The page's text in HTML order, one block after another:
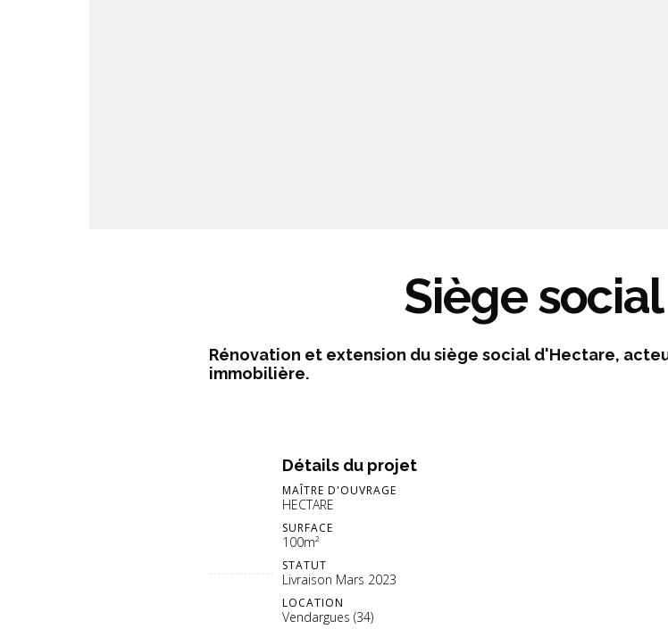
Siège
Rénovation et extension du siège social d'Hectare,
immobilière.
Détails du projet
MAÎTRE D'OUVRAGE
HECTARE
SURFACE
100m²
STATUT
Livraison Mars 2023
LOCATION
Vendargues (34)